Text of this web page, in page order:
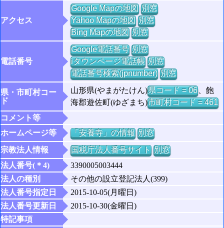
アクセス
Google Mapの地図 別窓
Yahoo Mapの地図 別窓
Bing Mapの地図 別窓
電話番号
Google電話番号 別窓
iタウンページ電話帳 別窓
電話番号検索(jpnumber) 別窓
県・市町村コー
ド
山形県(やまがたけん)県コード = 06、飽
海郡遊佐町(ゆざまち)市町村コード = 461
コメント等
ホームページ等
「安養寺」の情報 別窓
宗教法人情報
国税庁法人番号サイト 別窓
法人番号(＊4)
3390005003444
法人の種別
その他の設立登記法人(399)
法人番号指定日
2015-10-05(月曜日)
法人番号更新日
2015-10-30(金曜日)
特記事項